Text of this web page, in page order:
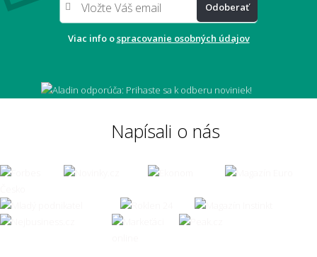
Odoberať
Viac info ospracovanie osobných údajov
Napísali o nás